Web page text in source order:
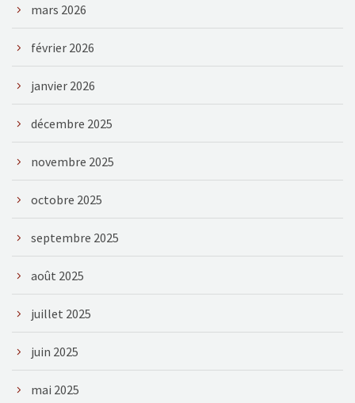
mars 2026
février 2026
janvier 2026
décembre 2025
novembre 2025
octobre 2025
septembre 2025
août 2025
juillet 2025
juin 2025
mai 2025